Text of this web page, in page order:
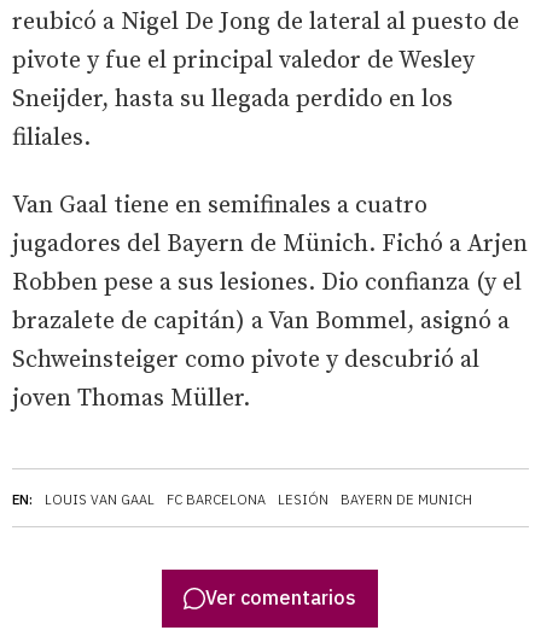
EN: LOUIS VAN GAAL FC BARCELONA LESIÓN BAYERN DE MUNICH
reubicó a Nigel De Jong de lateral al puesto de
pivote y fue el principal valedor de Wesley
Sneijder, hasta su llegada perdido en los
filiales.
Van Gaal tiene en semifinales a cuatro
jugadores del Bayern de Münich. Fichó a Arjen
Robben pese a sus lesiones. Dio confianza (y el
brazalete de capitán) a Van Bommel, asignó a
Schweinsteiger como pivote y descubrió al
joven Thomas Müller.
Ver comentarios